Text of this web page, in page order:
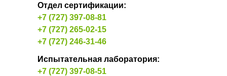
Отдел сертификации:
+7 (727) 397-08-81
+7 (727) 265-02-15
+7 (727) 246-31-46
Испытательная лаборатория:
+7 (727) 397-08-51